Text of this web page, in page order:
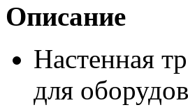
Описание
Настенная
для